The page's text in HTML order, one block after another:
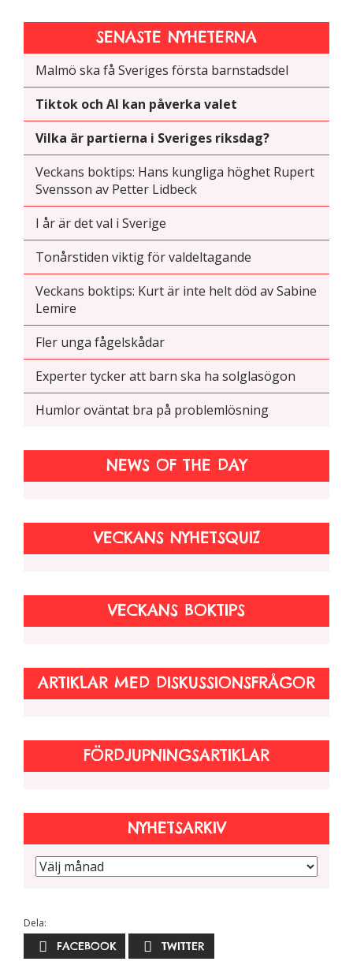
SENASTE NYHETERNA
Malmö ska få Sveriges första barnstadsdel
Tiktok och AI kan påverka valet
Vilka är partierna i Sveriges riksdag?
Veckans boktips: Hans kungliga höghet Rupert
Svensson av Petter Lidbeck
I år är det val i Sverige
Tonårstiden viktig för valdeltagande
Veckans boktips: Kurt är inte helt död av Sabine
Lemire
Fler unga fågelskådar
Experter tycker att barn ska ha solglasögon
Humlor oväntat bra på problemlösning
NEWS OF THE DAY
VECKANS NYHETSQUIZ
VECKANS BOKTIPS
ARTIKLAR MED DISKUSSIONSFRÅGOR
FÖRDJUPNINGSARTIKLAR
NYHETSARKIV
Dela:
FACEBOOK TWITTER